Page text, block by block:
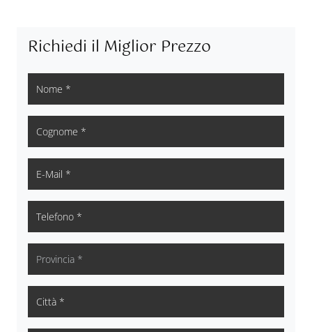
Richiedi il Miglior Prezzo